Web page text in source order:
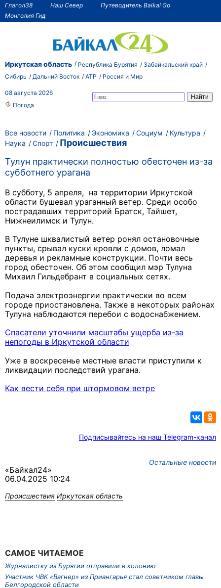
Глагол38 Наш Север
Путеводитель Baikal Go
Монголия Гид
Иркутская область Республика Бурятия
Забайкальский край
Сибирь
Дальний Восток АТР Россия и Мир
08 августа 2026
Погода
Все новости Политика Экономика Социум
Культура
Наука
Спорт
Происшествия
Тулун практически полностью обесточен из-за
субботнего урагана
В субботу, 5 апреля, на территории Иркутской
области бушевал ураганный ветер. Среди особо
пострадавших территорий Братск, Тайшет,
Нижнеилимск и Тулун.
В Тулуне шквалистый ветер ронял остановочные
пункты, срывал куски кровли с домов, ломал
деревья и рекламные конструкции. Почти весь
город обесточен. Об этом сообщил мэр Тулуна
Михаил Гильдебрант в социальных сетях.
Подача электроэнергии практически во всем
городе приостановлена. Также в некоторых районах
Тулуна наблюдаются перебои с водоснабжением.
Спасатели уточнили масштабы ущерба из-за
непогоды в Иркутской области
Уже в воскресенье местные власти приступили к
ликвидации последствий урагана.
Как вести себя при штормовом ветре
Подписывайтесь на наш Telegram-канал
Остальные новости
«Байкал24»
06.04.2025 10:24
Происшествия Иркутская область
САМОЕ ЧИТАЕМОЕ
Журналистку из Бурятии отправили в колонию
Участник ЧВК «Вагнер» из Приангарья стал советником главы
Белгородской области